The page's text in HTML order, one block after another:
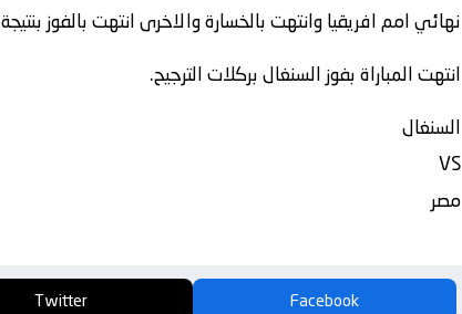
نهائي امم افريقيا وانتهت بالخسارة والاخرى انتهت بالفوز بنتيجة 1-0 ، مباريات اليوم بث مباشر ، السنغال ومصر yallakora.
انتهت المباراة بفوز السنغال بركلات الترجيح.
السنغال
VS
مصر
Facebook
Twitter